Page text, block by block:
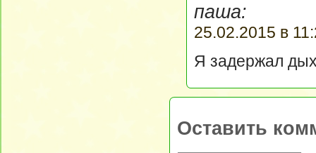
паша:
25.02.2015 в
Я задержал
Оставить